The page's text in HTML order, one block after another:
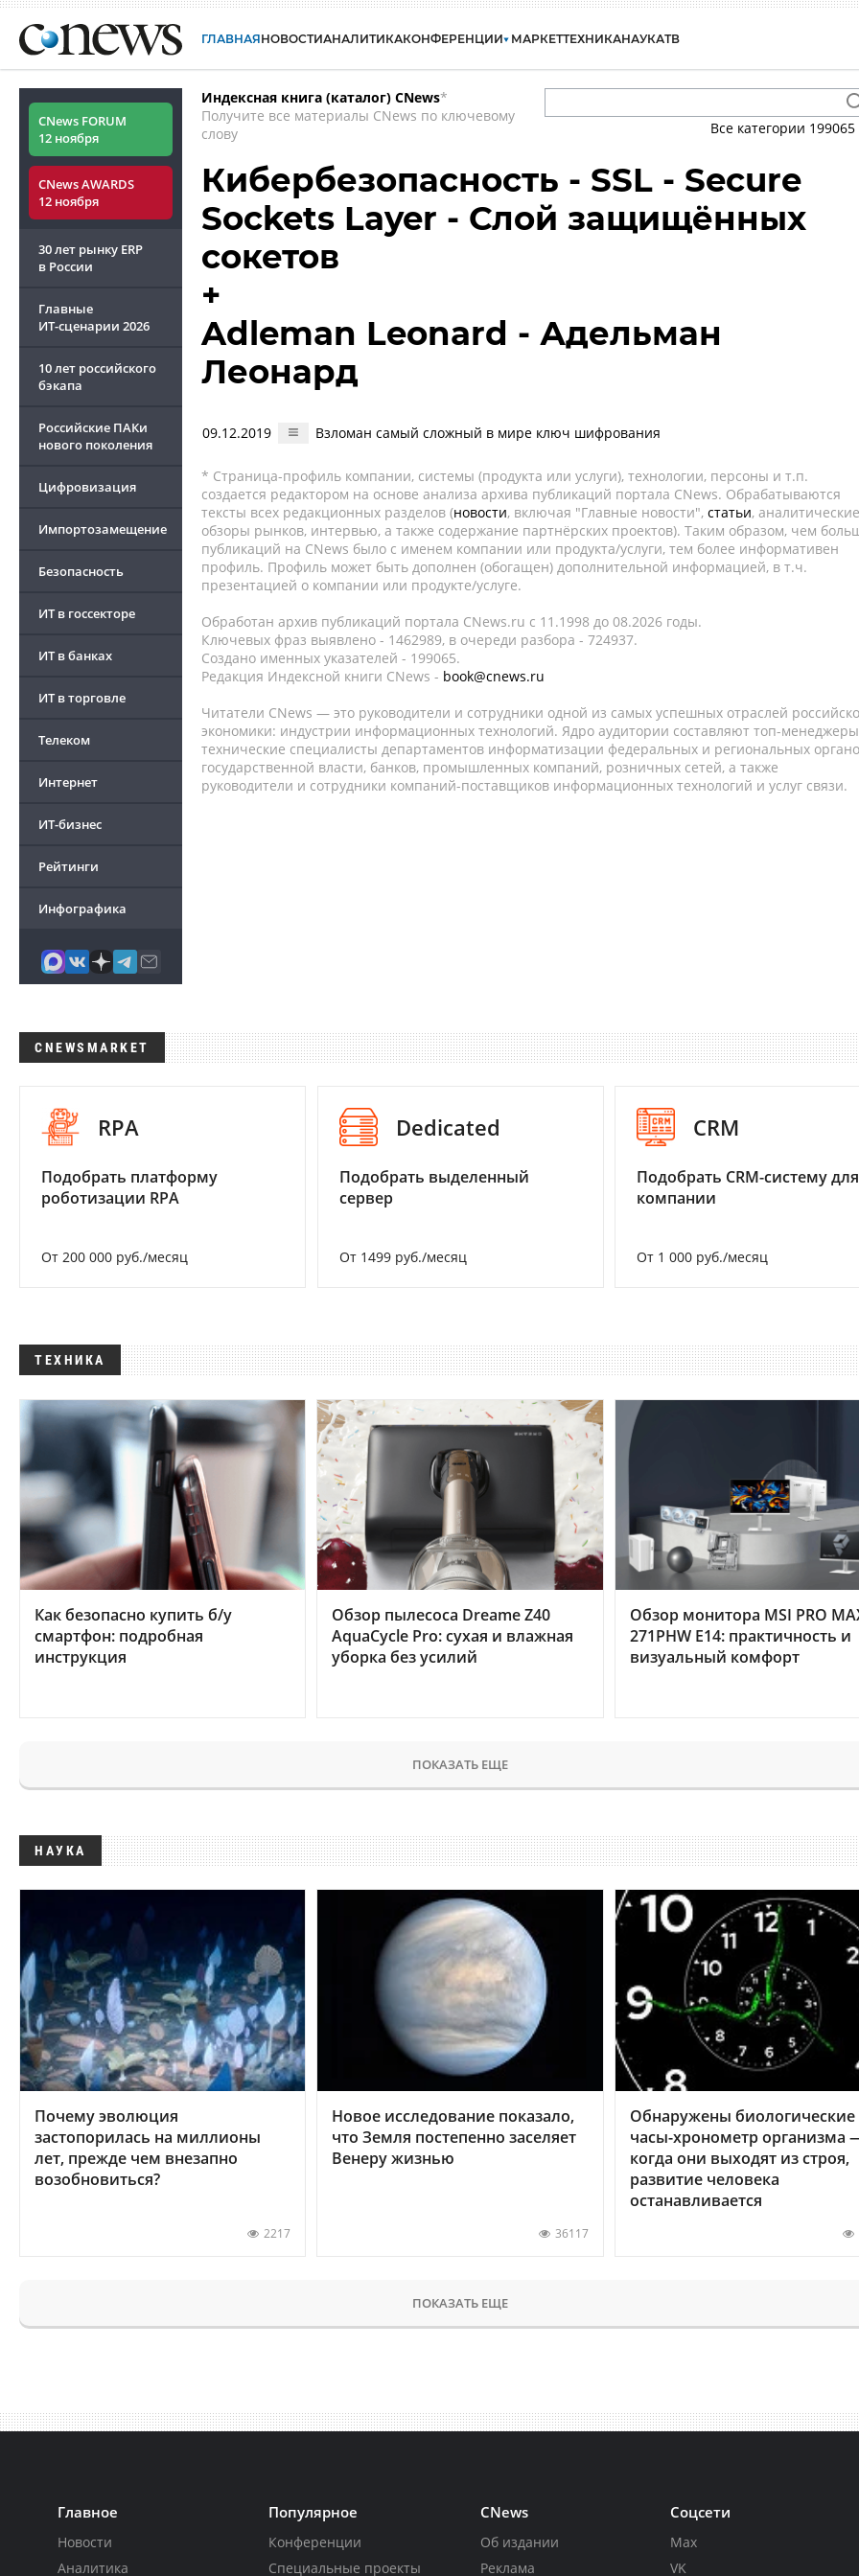
ГЛАВНАЯНОВОСТИАНАЛИТИКАКОНФЕРЕНЦИИ МАРКЕТТЕХНИКАНАУКАТВ
CNews FORUM
12 ноября
CNews AWARDS
12 ноября
30 лет рынку ERP
в России
Главные
ИТ-сценарии 2026
10 лет российского
бэкапа
Российские ПАКи
нового поколения
Цифровизация
Импортозамещение
Безопасность
ИТ в госсекторе
ИТ в банках
ИТ в торговле
Телеком
Интернет
ИТ-бизнес
Рейтинги
Инфографика
Индексная книга (каталог) CNews*
Получите все материалы CNews по ключевому
слову
Все категории 199065
Кибербезопасность - SSL - Secure
Sockets Layer - Слой защищённых
сокетов
+
Adleman Leonard - Адельман
Леонард
09.12.2019 Взломан самый сложный в мире ключ шифрования
* Страница-профиль компании, системы (продукта или услуги), технологии, персоны и т.п.
создается редактором на основе анализа архива публикаций портала CNews. Обрабатываются
тексты всех редакционных разделов (новости, включая "Главные новости", статьи, аналитические
обзоры рынков, интервью, а также содержание партнёрских проектов). Таким образом, чем
публикаций на CNews было с именем компании или продукта/услуги, тем более информативен
профиль. Профиль может быть дополнен (обогащен) дополнительной информацией, в т.ч.
презентацией о компании или продукте/услуге.
Обработан архив публикаций портала CNews.ru c 11.1998 до 08.2026 годы.
Ключевых фраз выявлено - 1462989, в очереди разбора - 724937.
Создано именных указателей - 199065.
Редакция Индексной книги CNews - book@cnews.ru
Читатели CNews — это руководители и сотрудники одной из самых успешных отраслей
экономики: индустрии информационных технологий. Ядро аудитории составляют топ-
технические специалисты департаментов информатизации федеральных и региональных
государственной власти, банков, промышленных компаний, розничных сетей, а также
руководители и сотрудники компаний-поставщиков информационных технологий и услуг связи.
CNEWSMARKET
RPA
Подобрать платформу
роботизации RPA
От 200 000 руб./месяц
Dedicated
Подобрать выделенный
сервер
От 1499 руб./месяц
CRM
Подобрать CRM-систему для
компании
От 1 000 руб./месяц
ТЕХНИКА
Как безопасно купить б/у
смартфон: подробная
инструкция
Обзор пылесоса Dreame Z40
AquaCycle Pro: сухая и влажная
уборка без усилий
Обзор монитора MSI PRO
271PHW E14: практичность и
визуальный комфорт
ПОКАЗАТЬ ЕЩЕ
НАУКА
Почему эволюция
застопорилась на миллионы
лет, прежде чем внезапно
возобновиться?
2217
Новое исследование показало,
что Земля постепенно заселяет
Венеру жизнью
36117
Обнаружены биологические
часы-хронометр организма
когда они выходят из строя,
развитие человека
останавливается
ПОКАЗАТЬ ЕЩЕ
Главное
Новости
Аналитика
Популярное
Конференции
Специальные проекты
CNews
Об издании
Реклама
Соцсети
Max
VK